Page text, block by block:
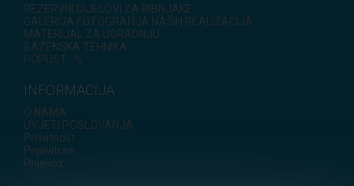
REZERVNI DIJELOVI ZA RIBNJAKE
GALERIJA FOTOGRAFIJA NAŠIH REALIZACIJA
MATERIJAL ZA UGRADNJU
BAZENSKA TEHNIKA
POPUST -%
INFORMACIJA
O NAMA
UVJETI POSLOVANJA
Privatnost
Prijaviti se
Prijevoz